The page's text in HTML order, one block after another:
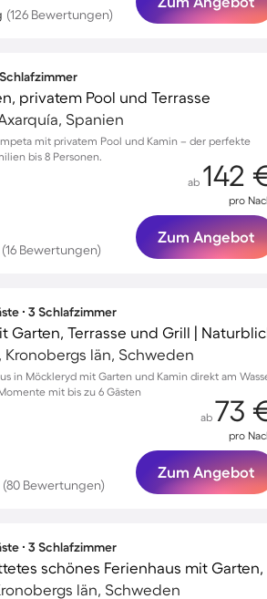
(126 Bewertungen)
Schlafzimmer
privatem Pool und Terrasse
Spanien
mit privatem Pool und Kamin – der perfekte
bis 8 Personen.
(16 Bewertungen)
ab 142
pro
Zum Angebot
∙ 3 Schlafzimmer
Garten, Terrasse und Grill |
län, Schweden
in Möckleryd mit Garten und Kamin direkt am
mit bis zu 6 Gästen
(80 Bewertungen)
ab 73
pro
Zum Angebot
∙ 3 Schlafzimmer
län, Schweden